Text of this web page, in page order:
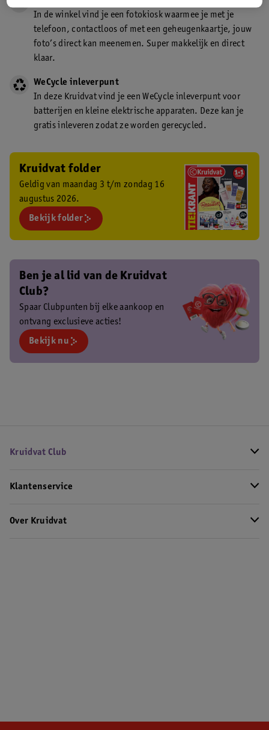
In de winkel vind je een fotokiosk waarmee je met je
telefoon, contactloos of met een geheugenkaartje, jouw
foto’s direct kan meenemen. Super makkelijk en direct
klaar.
WeCycle inleverpunt
In deze Kruidvat vind je een WeCycle inleverpunt voor
batterijen en kleine elektrische apparaten. Deze kan je
gratis inleveren zodat ze worden gerecycled.
Kruidvat folder
Geldig van maandag 3 t/m zondag 16
augustus 2026.
Bekijk folder
Ben je al lid van de Kruidvat
Club?
Spaar Clubpunten bij elke aankoop en
ontvang exclusieve acties!
Bekijk nu
Kruidvat Club
Klantenservice
Over Kruidvat